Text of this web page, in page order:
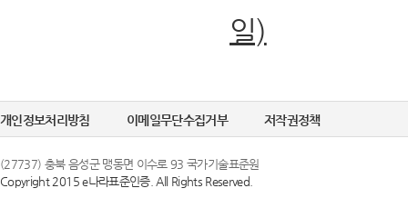
일)
개인정보처리방침 이메일무단수집거부 저작권정책
(27737) 충북 음성군 맹동면 이수로 93 국가기술표준원
Copyright 2015 e나라표준인증. All Rights Reserved.